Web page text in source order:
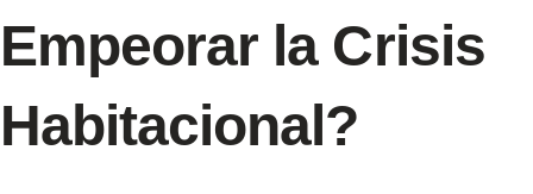
Empeorar la Crisis
Habitacional?